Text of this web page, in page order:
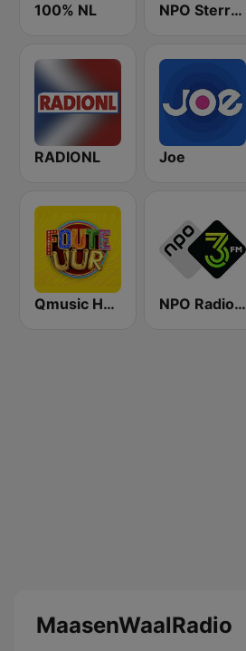
100% NL NPO Sterren
RADIONL Joe
Qmusic Het Foute Uur NPO Radio 3FM
MaasenWaalRadio